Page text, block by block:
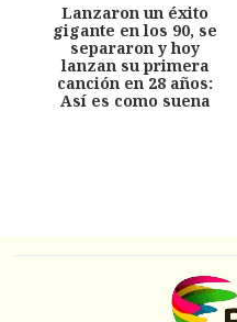
Lanzaron un éxito
gigante en los 90, se
separaron y hoy
lanzan su primera
canción en 28 años:
Así es como suena